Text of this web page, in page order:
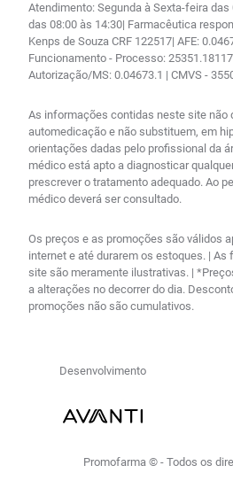
Atendimento: Segunda à Sexta-feira das
das 08:00 às 14:30| Farmacêutica
Kenps de Souza CRF 122517| AFE:
Funcionamento - Processo:
Autorização/MS: 0.04673.1 | CMVS -
As informações contidas neste site não
automedicação e não substituem, em
orientações dadas pelo profissional da
médico está apto a diagnosticar
prescrever o tratamento adequado. Ao
médico deverá ser consultado.
Os preços e as promoções são válidos
internet e até durarem os estoques. |
site são meramente ilustrativas. |
a alterações no decorrer do dia.
promoções não são cumulativos.
Desenvolvimento
Promofarma © - Todos os